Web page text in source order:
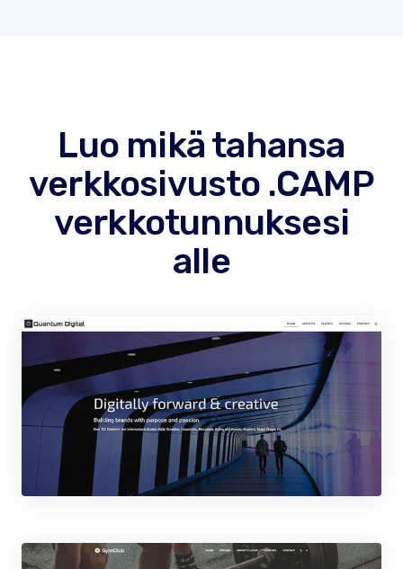
Luo mikä tahansa
verkkosivusto .CAMP
verkkotunnuksesi
alle